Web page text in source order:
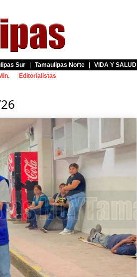
Sur Tamaulipas Norte VIDA Y SALUD
Editorialistas